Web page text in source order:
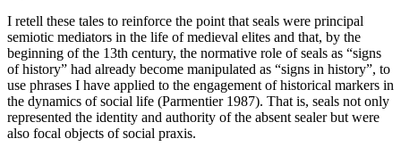
I retell these tales to reinforce the point that seals were principal
semiotic mediators in the life of medieval elites and that, by the
beginning of the 13th century, the normative role of seals as “signs
of history” had already become manipulated as “signs in history”, to
use phrases I have applied to the engagement of historical markers in
the dynamics of social life (Parmentier 1987). That is, seals not only
represented the identity and authority of the absent sealer but were
also focal objects of social praxis.